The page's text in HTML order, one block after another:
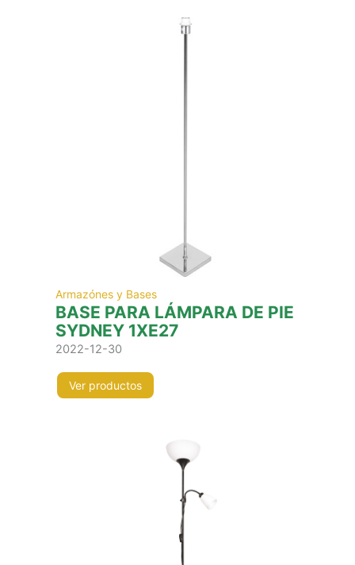
Armazónes y Bases
BASE PARA LÁMPARA DE PIE
SYDNEY 1XE27
2022-12-30
Ver productos